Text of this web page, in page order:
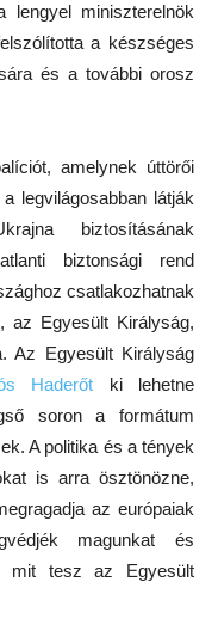
lengyel miniszterelnök
a készséges
és a további orosz
amelynek úttörői
legvilágosabban látják
biztosításának
biztonsági rend
csatlakozhatnak
az Egyesült Királyság,
Az Egyesült Királyság
Haderőt ki lehetne
soron a formátum
A politika és a tények
is arra ösztönözne,
az európaiak
magunkat és
mit tesz az Egyesült